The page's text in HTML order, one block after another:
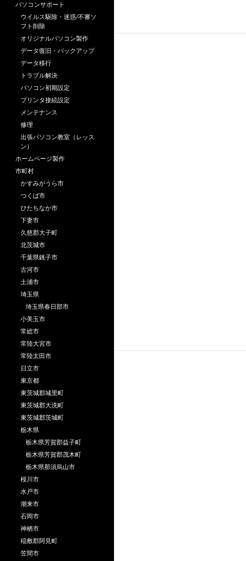
パソコンサポート
ウイルス駆除・迷惑/不審ソ
フト削除
オリジナルパソコン製作
データ復旧・バックアップ
データ移行
トラブル解決
パソコン初期設定
プリンタ接続設定
メンテナンス
修理
出張パソコン教室（レッス
ン）
ホームページ製作
市町村
かすみがうら市
つくば市
ひたちなか市
下妻市
久慈郡大子町
北茨城市
千葉県銚子市
古河市
土浦市
埼玉県
埼玉県春日部市
小美玉市
常総市
常陸大宮市
常陸太田市
日立市
東京都
東茨城郡城里町
東茨城郡大洗町
東茨城郡茨城町
栃木県
栃木県芳賀郡益子町
栃木県芳賀郡茂木町
栃木県那須烏山市
桜川市
水戸市
潮来市
石岡市
神栖市
稲敷郡阿見町
笠間市